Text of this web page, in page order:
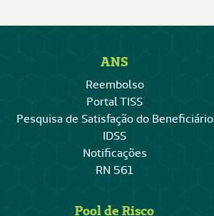
ANS
Reembolso
Portal TISS
Pesquisa de Satisfação do Beneficiário
IDSS
Notificações
RN 561
Pool de Risco